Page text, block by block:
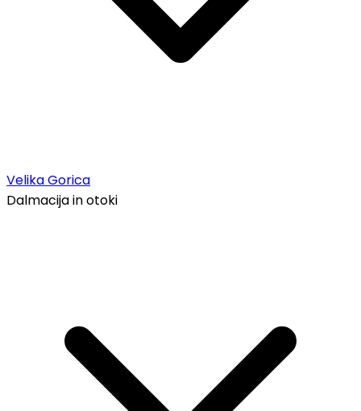
Velika Gorica
Dalmacija in otoki